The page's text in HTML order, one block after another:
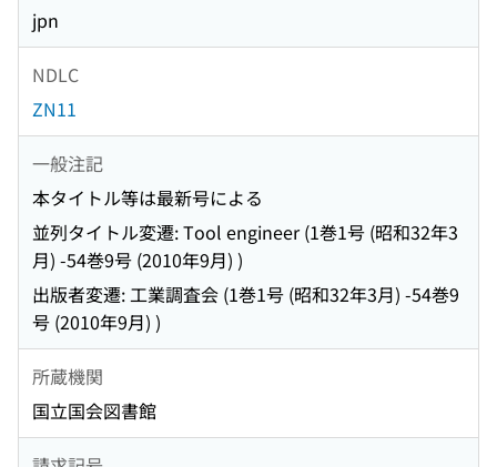
jpn
NDLC
ZN11
一般注記
本タイトル等は最新号による
並列タイトル変遷: Tool engineer (1巻1号 (昭和32年3
月) -54巻9号 (2010年9月) )
出版者変遷: 工業調査会 (1巻1号 (昭和32年3月) -54巻9
号 (2010年9月) )
所蔵機関
国立国会図書館